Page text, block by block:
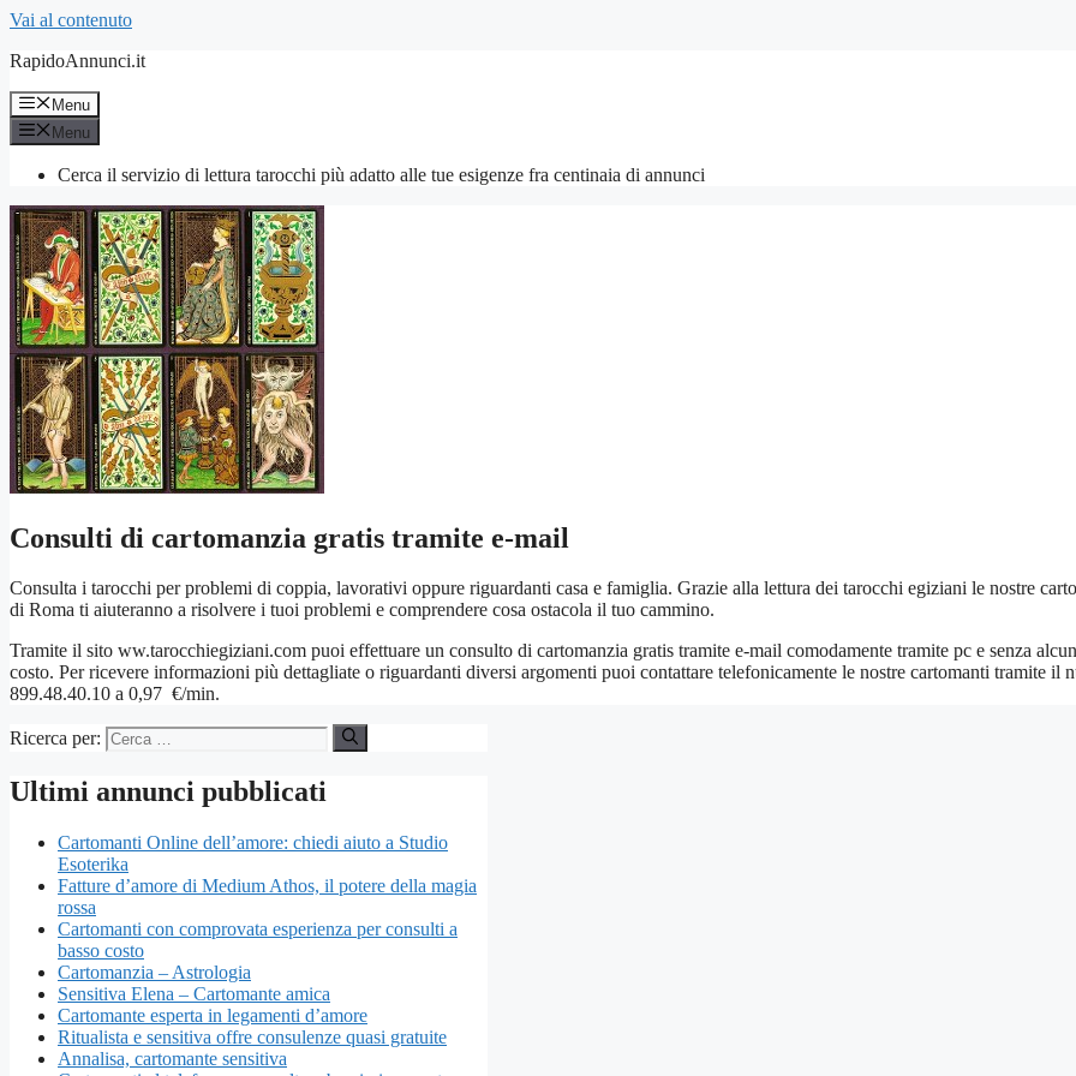
Vai al contenuto
RapidoAnnunci.it
Menu
Menu
Cerca il servizio di lettura tarocchi più adatto alle tue esigenze fra centinaia di annunci
Consulti di cartomanzia gratis tramite e-mail
Consulta i tarocchi per problemi di coppia, lavorativi oppure riguardanti casa e famiglia. Grazie alla lettura dei tarocchi egiziani le nostre
di Roma ti aiuteranno a risolvere i tuoi problemi e comprendere cosa ostacola il tuo cammino.
Tramite il sito ww.tarocchiegiziani.com puoi effettuare un consulto di cartomanzia gratis tramite e-mail comodamente tramite pc e senza alcun
costo. Per ricevere informazioni più dettagliate o riguardanti diversi argomenti puoi contattare telefonicamente le nostre cartomanti tramite il
899.48.40.10 a 0,97 €/min.
Ricerca per:
Ultimi annunci pubblicati
Cartomanti Online dell’amore: chiedi aiuto a Studio
Esoterika
Fatture d’amore di Medium Athos, il potere della magia
rossa
Cartomanti con comprovata esperienza per consulti a
basso costo
Cartomanzia – Astrologia
Sensitiva Elena – Cartomante amica
Cartomante esperta in legamenti d’amore
Ritualista e sensitiva offre consulenze quasi gratuite
Annalisa, cartomante sensitiva